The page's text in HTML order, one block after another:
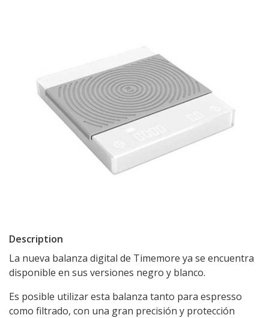
Description
La nueva balanza digital de Timemore ya se encuentra
disponible en sus versiones negro y blanco.
Es posible utilizar esta balanza tanto para espresso
como filtrado, con una gran precisión y protección